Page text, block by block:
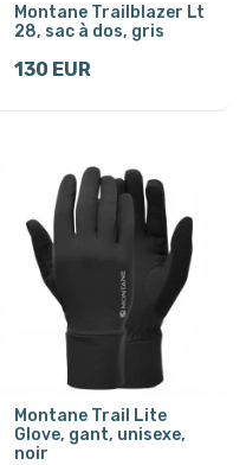
Montane Trailblazer Lt
28, sac à dos, gris
130 EUR
Montane Trail Lite
Glove, gant, unisexe,
noir